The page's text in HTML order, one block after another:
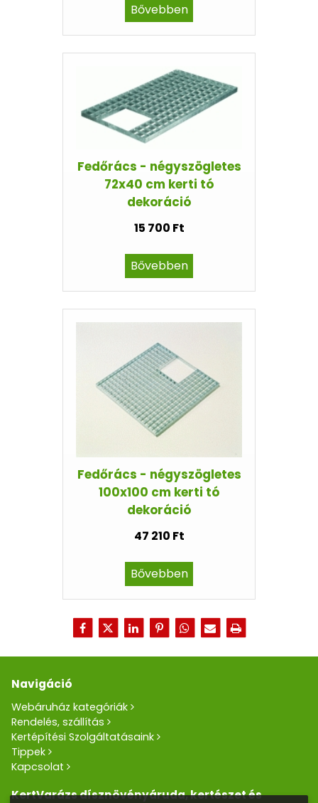
Bővebben
Fedőrács - négyszögletes
72x40 cm kerti tó
dekoráció
15 700 Ft
Bővebben
Fedőrács - négyszögletes
100x100 cm kerti tó
dekoráció
47 210 Ft
Bővebben
Navigáció
Webáruház kategóriák
Rendelés, szállítás
Kertépítési Szolgáltatásaink
Tippek
Kapcsolat
KertVarázs dísznövényáruda, kertészet és